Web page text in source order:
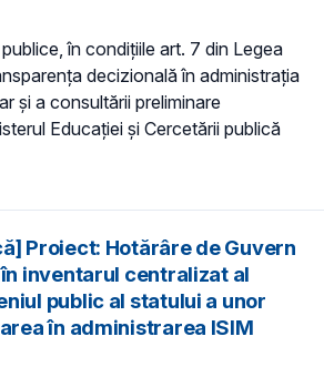
în condiţiile art. 7 din Legea
decizională în administraţia
și a consultării preliminare
Educaţiei și Cercetării publică
Proiect: Hotărâre de Guvern
inventarul centralizat al
public al statului a unor
în administrarea ISIM